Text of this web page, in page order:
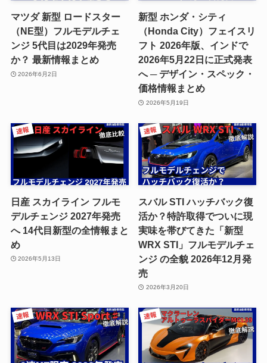
マツダ 新型 ロードスター
（NE型）フルモデルチェ
ンジ 5代目は2029年発売
か？ 最新情報まとめ
2026年6月2日
新型 ホンダ・シティ
（Honda City）フェイスリ
フト 2026年版、インドで
2026年5月22日に正式発表
へ ─ デザイン・スペック・
価格情報まとめ
2026年5月19日
日産 スカイライン フルモ
デルチェンジ 2027年発売
へ 14代目新型の全情報まと
め
2026年5月13日
スバル STI ハッチバック復
活か？特許取得でついに現
実味を帯びてきた「新型
WRX STI」フルモデルチェ
ンジ の全貌 2026年12月発
売
2026年3月20日